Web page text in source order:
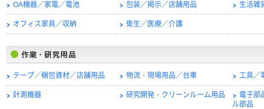
OA機器／家電／電池 包装／掲示／店舗用品 生活雑
オフィス家具／収納 衛生／医療／介護
テープ／梱包資材／店舗用品 物流・現場用品／台車 工具／
計測機器 研究開発・クリーンルーム用品
電子部
ル部品